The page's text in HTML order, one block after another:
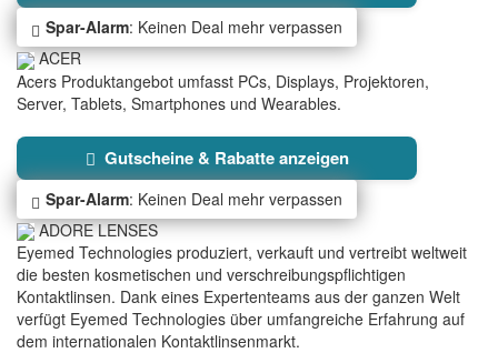
Spar-Alarm: Keinen Deal mehr verpassen
ACER
Acers Produktangebot umfasst PCs, Displays, Projektoren,
Server, Tablets, Smartphones und Wearables.
Gutscheine & Rabatte anzeigen
Spar-Alarm: Keinen Deal mehr verpassen
ADORE LENSES
Eyemed Technologies produziert, verkauft und vertreibt weltweit
die besten kosmetischen und verschreibungspflichtigen
Kontaktlinsen. Dank eines Expertenteams aus der ganzen Welt
verfügt Eyemed Technologies über umfangreiche Erfahrung auf
dem internationalen Kontaktlinsenmarkt.